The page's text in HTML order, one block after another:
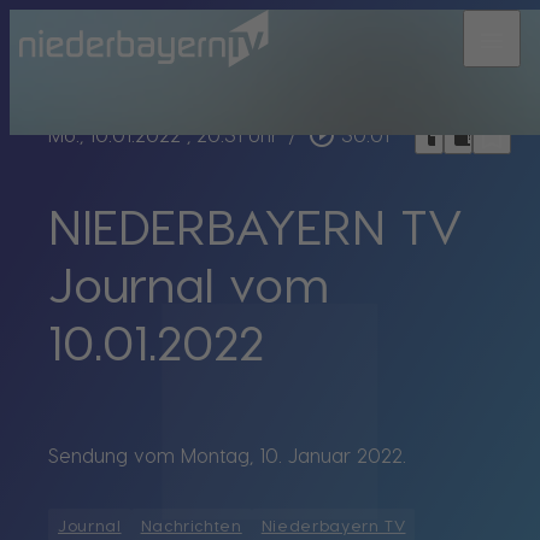
Mo., 10.01.2022, 20:31 Uhr / play_circle_outline 30:01 headphoneschrome_reader_modebookmark_border
NIEDERBAYERN TV
Journal vom
10.01.2022
Sendung vom Montag, 10. Januar 2022.
Journal Nachrichten Niederbayern TV